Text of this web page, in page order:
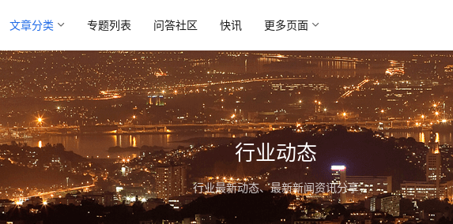
文章分类 专题列表 问答社区 快讯 更多页面
行业动态
行业最新动态、最新新闻资讯分享